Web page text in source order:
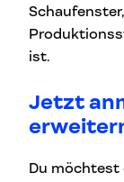
ist.
Jetzt
Du möchtest